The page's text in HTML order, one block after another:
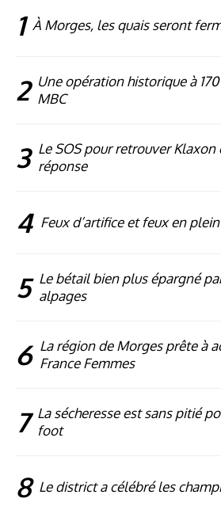
1 À Morges, les quais seront
2 Une opération historique à
MBC
3 Le SOS pour retrouver Klaxon
réponse
4 Feux d’artifice et feux en
5 Le bétail bien plus épargné
alpages
6 La région de Morges prête à
France Femmes
7 La sécheresse est sans pitié
foot
8 Le district a célébré les